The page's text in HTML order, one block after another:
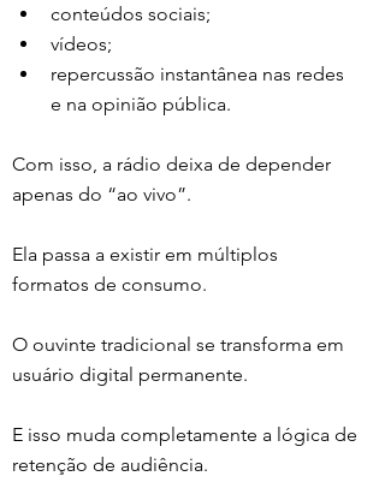
conteúdos sociais;
vídeos;
repercussão instantânea nas redes
e na opinião pública.
Com isso, a rádio deixa de depender
apenas do “ao vivo”.
Ela passa a existir em múltiplos
formatos de consumo.
O ouvinte tradicional se transforma em
usuário digital permanente.
E isso muda completamente a lógica de
retenção de audiência.